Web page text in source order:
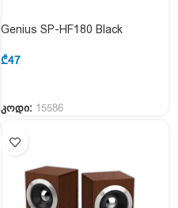
Genius SP-HF180 Black
₾47
კოდი: 15586